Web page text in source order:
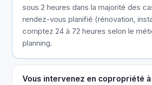
sous 2 heures dans la majorité des
rendez-vous planifié (rénovation,
comptez 24 à 72 heures selon le
planning.
Vous intervenez en copropriété